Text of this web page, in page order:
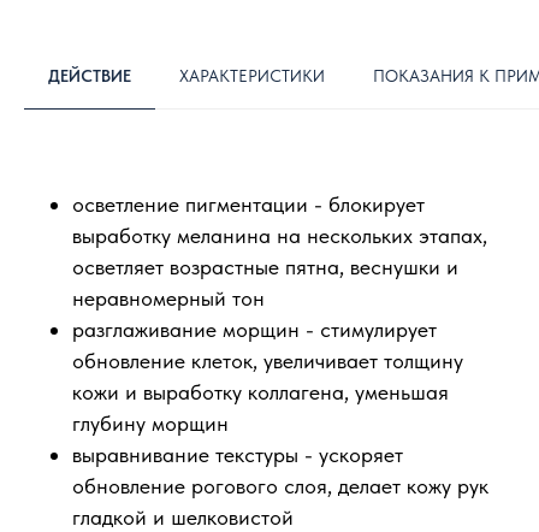
ДЕЙСТВИЕ ХАРАКТЕРИСТИКИ ПОКАЗАНИЯ К
осветление пигментации - блокирует
выработку меланина на нескольких этапах,
осветляет возрастные пятна, веснушки и
неравномерный тон
разглаживание морщин - стимулирует
обновление клеток, увеличивает толщину
кожи и выработку коллагена, уменьшая
глубину морщин
выравнивание текстуры - ускоряет
обновление рогового слоя, делает кожу рук
гладкой и шелковистой